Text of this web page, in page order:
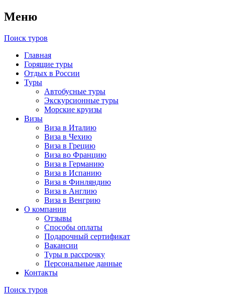
Меню
Поиск туров
Главная
Горящие туры
Отдых в России
Туры
Автобусные туры
Экскурсионные туры
Морские круизы
Визы
Виза в Италию
Виза в Чехию
Виза в Грецию
Виза во Францию
Виза в Германию
Виза в Испанию
Виза в Финляндию
Виза в Англию
Виза в Венгрию
О компании
Отзывы
Способы оплаты
Подарочный сертификат
Вакансии
Туры в рассрочку
Персональные данные
Контакты
Поиск туров